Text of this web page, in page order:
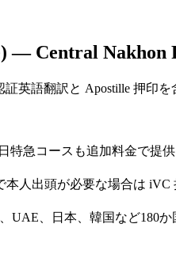
— Central Nakhon
英語翻訳と Apostille 押印
特急コースも追加料金で提供
人出頭が必要な場合は iVC
、日本、韓国など180か